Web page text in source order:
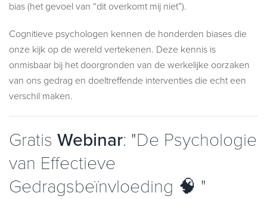
bias (het gevoel van “dit overkomt mij niet”).
Cognitieve psychologen kennen de honderden biases die
onze kijk op de wereld vertekenen. Deze kennis is
onmisbaar bij het doorgronden van de werkelijke oorzaken
van ons gedrag en doeltreffende interventies die echt een
verschil maken.
Gratis Webinar: "De Psychologie
van Effectieve
Gedragsbeïnvloeding 🧠 "